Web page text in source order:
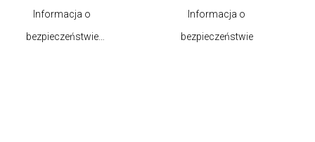
Informacja o
bezpieczeństwie
Informacja o
bezpieczeństwie